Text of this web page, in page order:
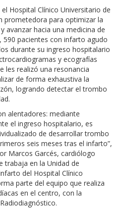
Hospital Clínico Universitario de
prometedora para optimizar la
avanzar hacia una medicina de
590 pacientes con infarto agudo
durante su ingreso hospitalario
y ecografías
les realizó una resonancia
de forma exhaustiva la
logrando detectar el trombo
alentadores: mediante
el ingreso hospitalario, es
de desarrollar trombo
seis meses tras el infarto”,
Marcos Garcés, cardiólogo
trabaja en la Unidad de
del Hospital Clínico
parte del equipo que realiza
en el centro, con la